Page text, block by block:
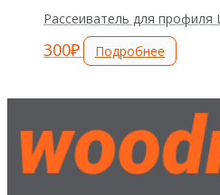
Рассеиватель для профиля
300₽ Подробнее